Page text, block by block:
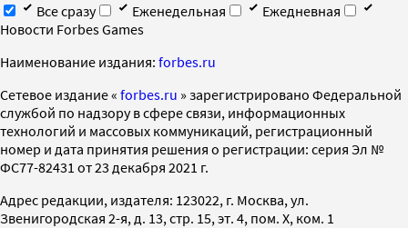
Все сразу
Еженедельная
Ежедневная
Новости Forbes Games
Наименование издания: forbes.ru
Cетевое издание « forbes.ru » зарегистрировано Федеральной
службой по надзору в сфере связи, информационных
технологий и массовых коммуникаций, регистрационный
номер и дата принятия решения о регистрации: серия Эл №
ФС77-82431 от 23 декабря 2021 г.
Адрес редакции, издателя: 123022, г. Москва, ул.
Звенигородская 2-я, д. 13, стр. 15, эт. 4, пом. X, ком. 1